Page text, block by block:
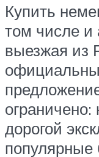
Купить
том числе и
выезжая из
ограничено:
дорогой